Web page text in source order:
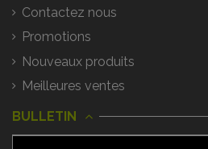
Contactez nous
Promotions
Nouveaux produits
Meilleures ventes
BULLETIN